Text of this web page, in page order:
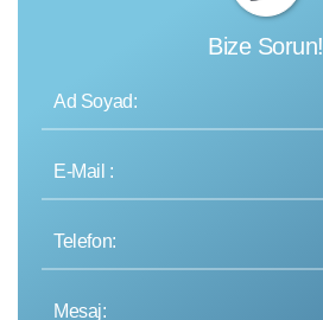
Bize Sorun!